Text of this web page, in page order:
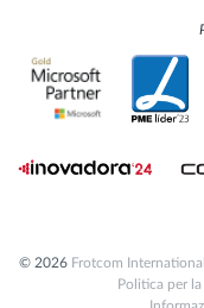
© 2026 Frotcom International
Politica per